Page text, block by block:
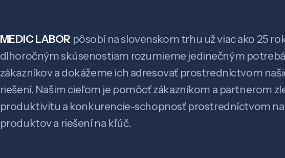
MEDIC LABOR pôsobí na slovenskom trhu už viac ako 25
dlhoročným skúsenostiam rozumieme jedinečným
zákazníkov a dokážeme ich adresovať prostredníctvom
riešení. Našim cieľom je pomôcť zákazníkom a partnerom
produktivitu a konkurencie-schopnosť prostredníctvom
produktov a riešení na kľúč.